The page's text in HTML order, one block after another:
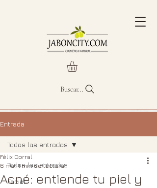
Buscar...
Entrada
Todas las entradas
Facial
Todas las entradas
Acné: entiende tu piel y
Félix Corral
6 mar 1 min de lectura